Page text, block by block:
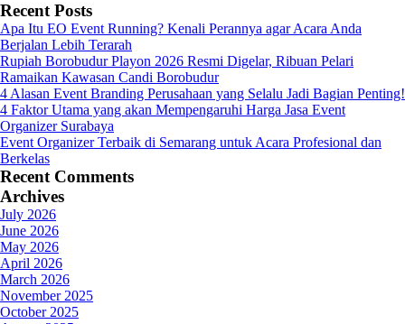
Recent Posts
Apa Itu EO Event Running? Kenali Perannya agar Acara Anda
Berjalan Lebih Terarah
Rupiah Borobudur Playon 2026 Resmi Digelar, Ribuan Pelari
Ramaikan Kawasan Candi Borobudur
4 Alasan Event Branding Perusahaan yang Selalu Jadi Bagian Penting!
4 Faktor Utama yang akan Mempengaruhi Harga Jasa Event
Organizer Surabaya
Event Organizer Terbaik di Semarang untuk Acara Profesional dan
Berkelas
Recent Comments
Archives
July 2026
June 2026
May 2026
April 2026
March 2026
November 2025
October 2025